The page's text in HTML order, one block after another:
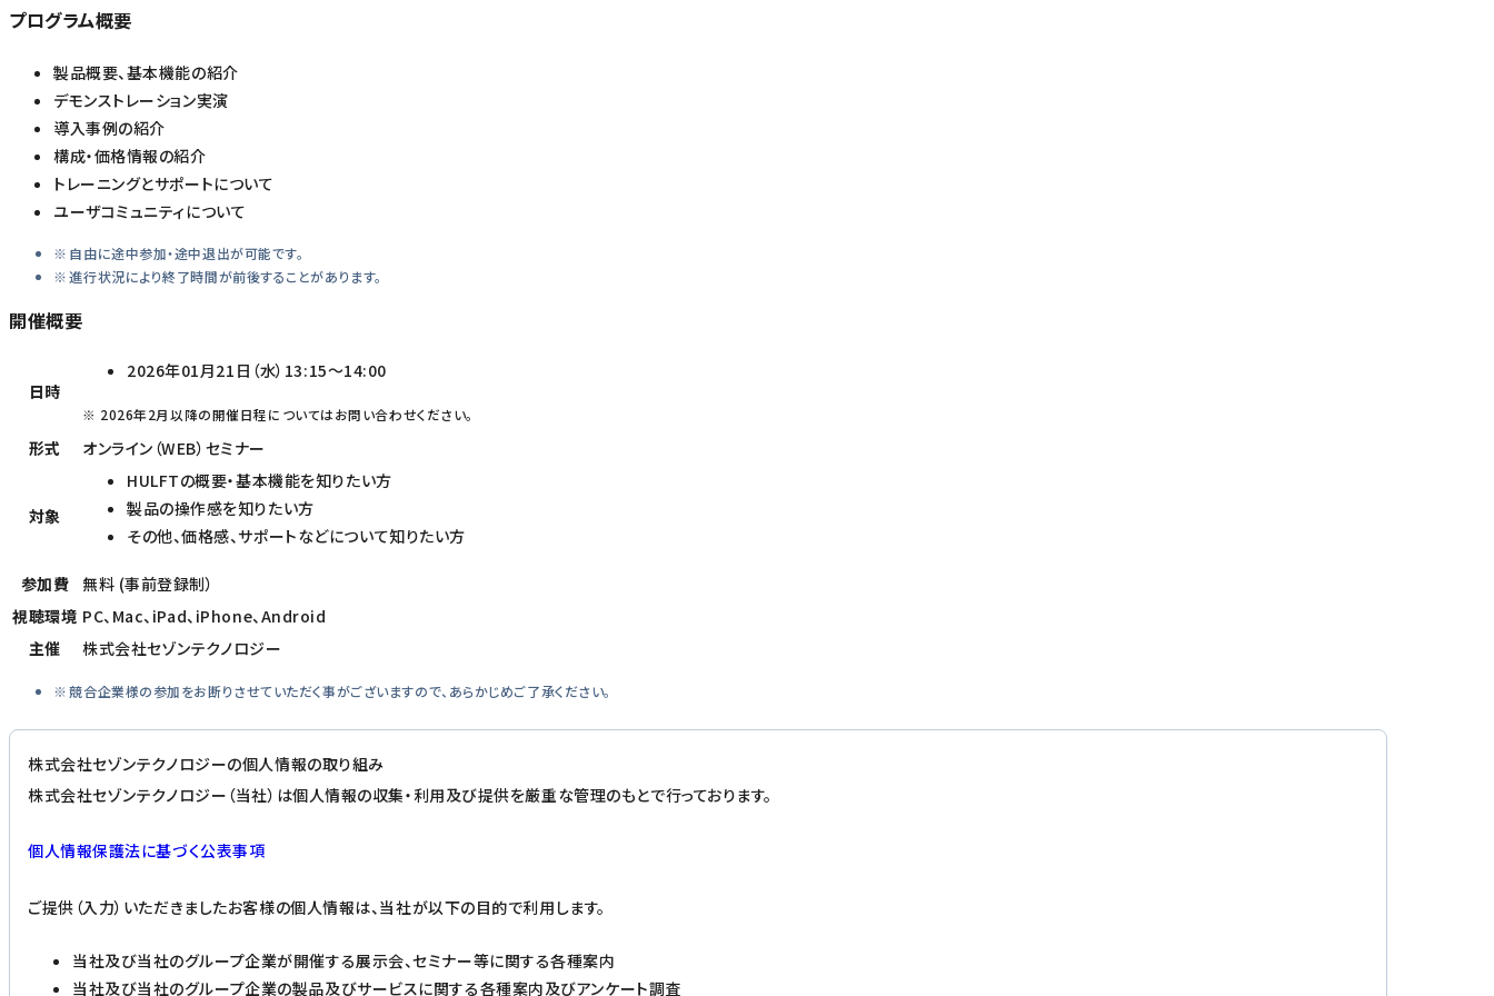
プログラム概要
製品概要、基本機能の紹介
デモンストレーション実演
導入事例の紹介
構成・価格情報の紹介
トレーニングとサポートについて
ユーザコミュニティについて
自由に途中参加・途中退出が可能です。
進行状況により終了時間が前後することがあります。
開催概要
日時
2026年01月21日（水）13:15～14:00
※ 2026年2月以降の開催日程についてはお問い合わせください。
形式 オンライン（WEB）セミナー
対象
HULFTの概要・基本機能を知りたい方
製品の操作感を知りたい方
その他、価格感、サポートなどについて知りたい方
参加費
無料 (事前登録制）
視聴環境 PC、Mac、iPad、iPhone、Android
主催
株式会社セゾンテクノロジー
競合企業様の参加をお断りさせていただく事がございますので、あらかじめご了承ください。
株式会社セゾンテクノロジーの個人情報の取り組み
株式会社セゾンテクノロジー（当社）は個人情報の収集・利用及び提供を厳重な管理のもとで行っております。
個人情報保護法に基づく公表事項
ご提供（入力）いただきましたお客様の個人情報は、当社が以下の目的で利用します。
当社及び当社のグループ企業が開催する展示会、セミナー等に関する各種案内
当社及び当社のグループ企業の製品及びサービスに関する各種案内及びアンケート調査